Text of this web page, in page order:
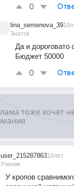
0
lina_semenova_39
Знаток
Да и дороговато
Бюджет 50000
0
user_215287863
Ученик
10лет
У кропов